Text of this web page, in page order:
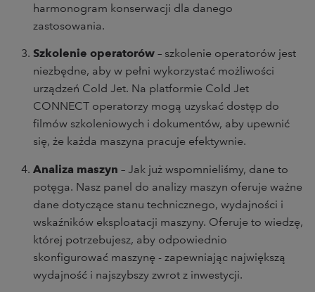
harmonogram konserwacji dla danego
zastosowania.
Szkolenie operatorów – szkolenie operatorów jest
niezbędne, aby w pełni wykorzystać możliwości
urządzeń Cold Jet. Na platformie Cold Jet
CONNECT operatorzy mogą uzyskać dostęp do
filmów szkoleniowych i dokumentów, aby upewnić
się, że każda maszyna pracuje efektywnie.
Analiza maszyn – Jak już wspomnieliśmy, dane to
potęga. Nasz panel do analizy maszyn oferuje ważne
dane dotyczące stanu technicznego, wydajności i
wskaźników eksploatacji maszyny. Oferuje to wiedzę,
której potrzebujesz, aby odpowiednio
skonfigurować maszynę - zapewniając największą
wydajność i najszybszy zwrot z inwestycji.